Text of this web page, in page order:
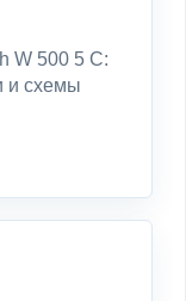
W 500 5 C:
и схемы